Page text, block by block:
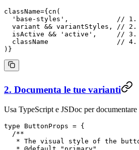
className={ cn (
  'base-styles'
, // 1.
  variant
&& variantStyles , // 2.
  isActive
&& 'active' , // 3.
  className
//
)}
2. Documenta le tue varianti
Usa TypeScript e JSDoc per
type ButtonProps = {
  /**
* The visual style of the